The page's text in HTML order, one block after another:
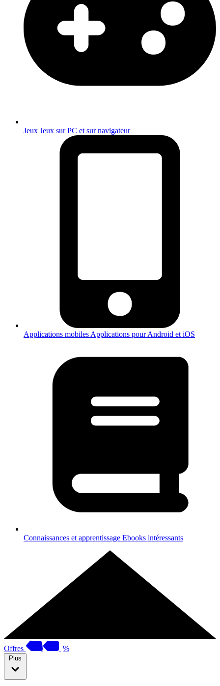
Jeux Jeux sur PC et sur navigateur
Applications mobiles Applications pour Android et iOS
Connaissances et apprentissage Ebooks intéressants
Offres %
Plus